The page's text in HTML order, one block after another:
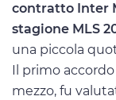
contratto Inter
stagione MLS
una piccola
Il primo
mezzo, fu